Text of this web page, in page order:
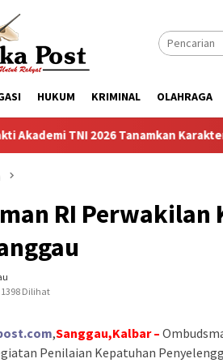
HUKUM KRIMINAL OLAHRAGA
2026 Tanamkan Karakter dan
RI Perwakilan
1398 Dilihat
,Sanggau,Kalbar –
Penilaian Kepatuhan